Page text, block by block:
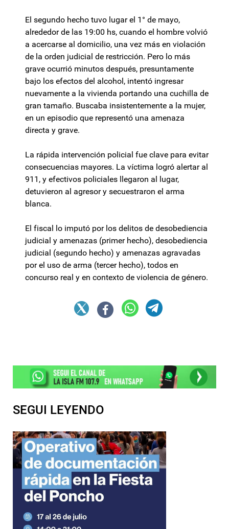
El segundo hecho tuvo lugar el 1° de mayo,
alrededor de las 19:00 hs, cuando el hombre volvió
a acercarse al domicilio, una vez más en violación
de la orden judicial de restricción. Pero lo más
grave ocurrió minutos después, presuntamente
bajo los efectos del alcohol, intentó ingresar
nuevamente a la vivienda portando una cuchilla de
gran tamaño. Buscaba insistentemente a la mujer,
en un episodio que representó una amenaza
directa y grave.
La rápida intervención policial fue clave para evitar
consecuencias mayores. La víctima logró alertar al
911, y efectivos policiales llegaron al lugar,
detuvieron al agresor y secuestraron el arma
blanca.
El fiscal lo imputó por los delitos de desobediencia
judicial y amenazas (primer hecho), desobediencia
judicial (segundo hecho) y amenazas agravadas
por el uso de arma (tercer hecho), todos en
concurso real y en contexto de violencia de género.
SEGUI LEYENDO